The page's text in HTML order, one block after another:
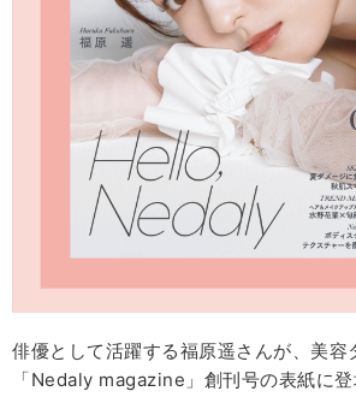
俳優として活躍する福原遥さんが、美容
「Nedaly magazine」創刊号の表紙に登